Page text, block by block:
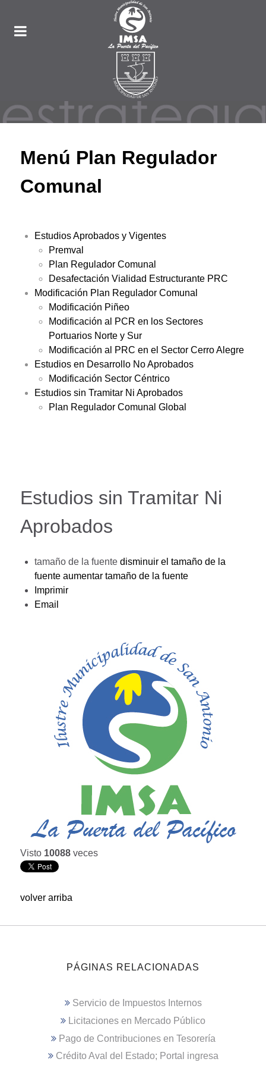
Menú Plan Regulador
Comunal
Estudios Aprobados y Vigentes
Premval
Plan Regulador Comunal
Desafectación Vialidad Estructurante PRC
Modificación Plan Regulador Comunal
Modificación Piñeo
Modificación al PCR en los Sectores
Portuarios Norte y Sur
Modificación al PRC en el Sector Cerro Alegre
Estudios en Desarrollo No Aprobados
Modificación Sector Céntrico
Estudios sin Tramitar Ni Aprobados
Plan Regulador Comunal Global
Estudios sin Tramitar Ni
Aprobados
tamaño de la fuente disminuir el tamaño de la
fuente aumentar tamaño de la fuente
Imprimir
Email
Visto 10088 veces
volver arriba
PÁGINAS RELACIONADAS
Servicio de Impuestos Internos
Licitaciones en Mercado Público
Pago de Contribuciones en Tesorería
Crédito Aval del Estado; Portal ingresa